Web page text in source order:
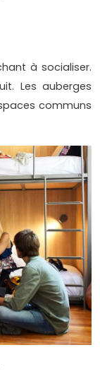
à socialiser.
Les auberges
communs